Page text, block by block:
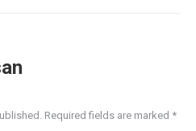
Required fields are marked *